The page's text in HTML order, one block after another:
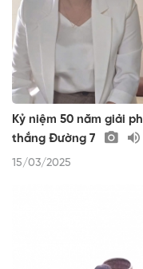
Kỷ niệm 50 năm giải
thắng Đường 7
15/03/2025